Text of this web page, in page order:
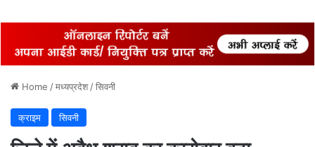
Home /मध्यप्रदेश /सिवनी
क्राइम सिवनी